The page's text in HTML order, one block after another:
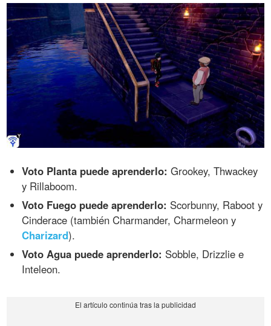
Voto Planta puede aprenderlo: Grookey, Thwackey
y Rillaboom.
Voto Fuego puede aprenderlo: Scorbunny, Raboot y
Cinderace (también Charmander, Charmeleon y
Charizard).
Voto Agua puede aprenderlo: Sobble, Drizzlie e
Inteleon.